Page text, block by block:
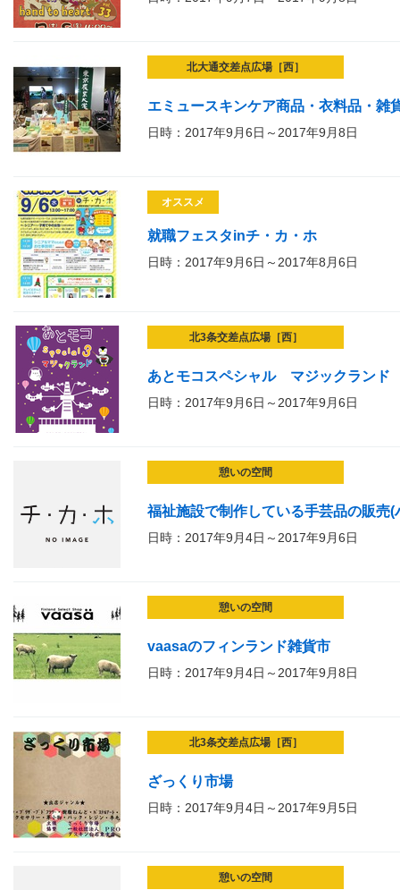
北大通交差点広場［西］
エミュースキンケア商品・衣料品・雑
日時：2017年9月6日～2017年9月8日
オススメ
就職フェスタinチ・カ・ホ
日時：2017年9月6日～2017年8月6日
北3条交差点広場［西］
あとモコスペシャル マジックランド
日時：2017年9月6日～2017年9月6日
憩いの空間
福祉施設で制作している手芸品の販売(
日時：2017年9月4日～2017年9月6日
憩いの空間
vaasaのフィンランド雑貨市
日時：2017年9月4日～2017年9月8日
北3条交差点広場［西］
ざっくり市場
日時：2017年9月4日～2017年9月5日
憩いの空間